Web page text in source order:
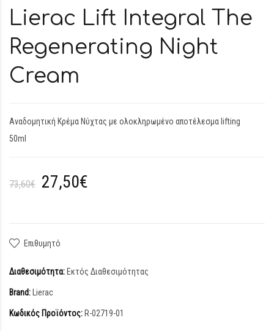
Lierac Lift Integral The
Regenerating Night
Cream
Αναδομητική Κρέμα Νύχτας με ολοκληρωμένο αποτέλεσμα lifting
50ml
73,60€ 27,50€
Επιθυμητό
Διαθεσιμότητα: Εκτός Διαθεσιμότητας
Brand: Lierac
Κωδικός Προϊόντος: R-02719-01